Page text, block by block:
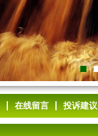
在线留言 投诉建议